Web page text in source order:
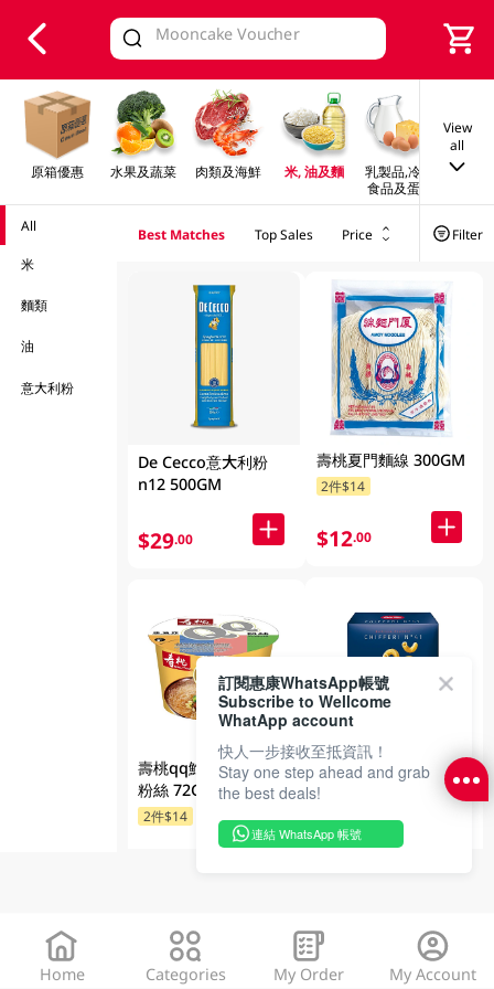
Valid Until 30 June 2026
原箱優惠 水果及蔬菜 肉類及海鮮 米, 油及麵
乳製品,冷凍
食品及蛋類
早餐
View
all
All
米
麵類
油
意大利粉
Best Matches Top Sales Price Filter
De Cecco意大利粉
n12 500GM
$29.00
壽桃qq鮑魚雞湯碗裝
粉絲 72GM
2件$14
壽桃夏門麵線 300GM
2件$14
$12.00
百得阿姨通心粉
500GM
Home Categories My Order My Account
訂閱惠康WhatsApp帳號
Subscribe to Wellcome
WhatApp account
快人一步接收至抵資訊！
Stay one step ahead and grab
the best deals!
連結 WhatsApp 帳號